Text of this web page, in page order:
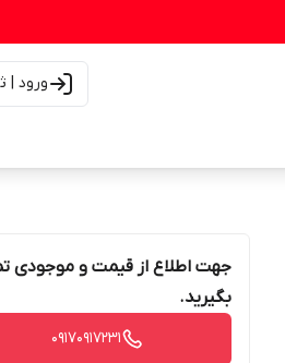
ورود |
جهت اطلاع از قیمت و موجودی
بگیرید.
۰۹۱۷۰۹۱۷۲۳۱